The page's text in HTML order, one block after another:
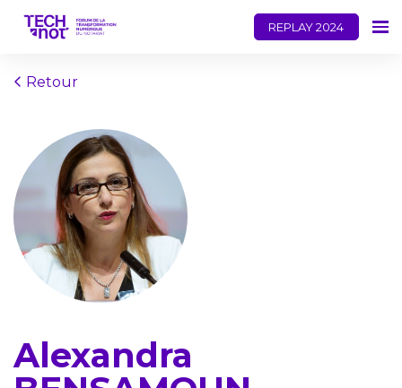
REPLAY 2024
Retour
Alexandra